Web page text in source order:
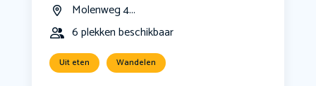
Molenweg 4...
6 plekken beschikbaar
Uit eten Wandelen